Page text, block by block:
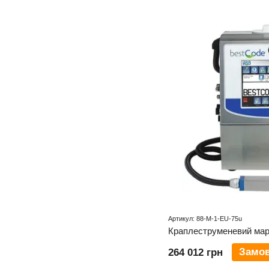
Артикул: 88-M-1-EU-75u
Краплеструменевий
264 012 грн